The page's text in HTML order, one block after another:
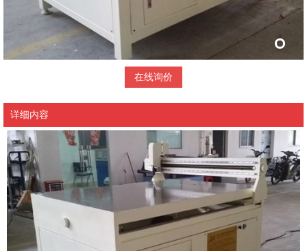
在线询价
详细内容